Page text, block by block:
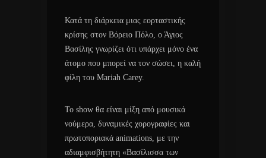
Κατά τη διάρκεια μιας εορταστικής
κρίσης στον Βόρειο Πόλο, ο Άγιος
Βασίλης γνωρίζει ότι υπάρχει μόνο ένα
άτομο που μπορεί να τον σώσει, η καλή
φίλη του Mariah Carey.
To show θα είναι μίξη από μουσικά
νούμερα, δυναμικές χορογραφίες και
πρωτοποριακά animations, με την
αδιαμφισβήτητη «Βασίλισσα των